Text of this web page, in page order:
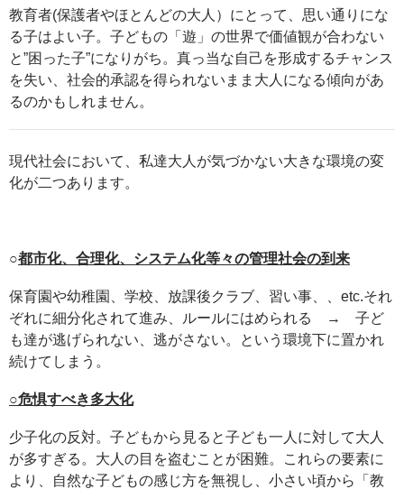
教育者(保護者やほとんどの大人）にとって、思い通りにな
る子はよい子。子どもの「遊」の世界で価値観が合わない
と”困った子”になりがち。真っ当な自己を形成するチャンス
を失い、社会的承認を得られないまま大人になる傾向があ
るのかもしれません。
現代社会において、私達大人が気づかない大きな環境の変
化が二つあります。
○都市化、合理化、システム化等々の管理社会の到来
保育園や幼稚園、学校、放課後クラブ、習い事、、etc.それ
ぞれに細分化されて進み、ルールにはめられる → 子ど
も達が逃げられない、逃がさない。という環境下に置かれ
続けてしまう。
○危惧すべき多大化
少子化の反対。子どもから見ると子ども一人に対して大人
が多すぎる。大人の目を盗むことが困難。これらの要素に
より、自然な子どもの感じ方を無視し、小さい頃から「教